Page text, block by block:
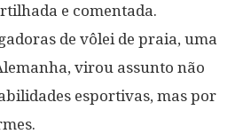
e comentada.
de vôlei de praia, uma
virou assunto não
esportivas, mas por